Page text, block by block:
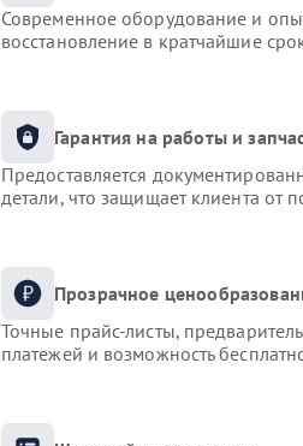
Современное оборудование и
восстановление в кратчайшие
Гарантия на работы и
Предоставляется
детали, что защищает клиента от
Прозрачное
Точные прайс-листы,
платежей и возможность